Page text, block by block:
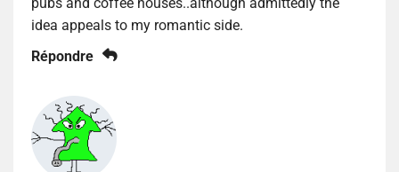
pubs and coffee houses..although admittedly the
idea appeals to my romantic side.
Répondre